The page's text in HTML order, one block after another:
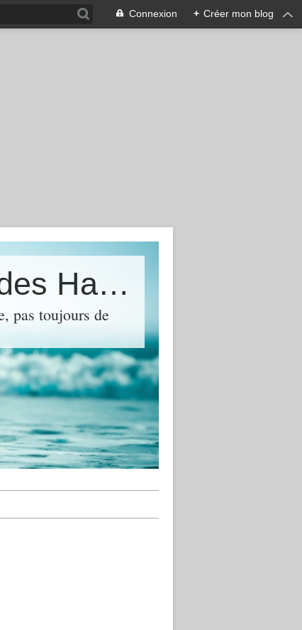
Connexion + Créer mon blog
L&#39;histoire d&#39;Ambrouille des Halliers de la Lierre, jack russell terrier
pas toujours de